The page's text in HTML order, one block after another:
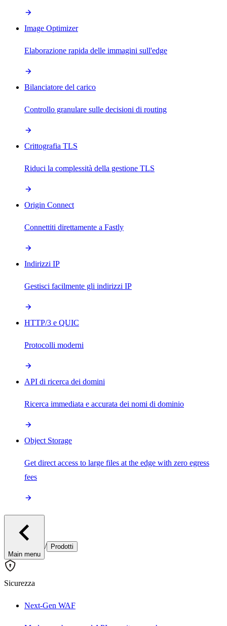
Image Optimizer
Elaborazione rapida delle immagini sull'edge
Bilanciatore del carico
Controllo granulare sulle decisioni di routing
Crittografia TLS
Riduci la complessità della gestione TLS
Origin Connect
Connettiti direttamente a Fastly
Indirizzi IP
Gestisci facilmente gli indirizzi IP
HTTP/3 e QUIC
Protocolli moderni
API di ricerca dei domini
Ricerca immediata e accurata dei nomi di dominio
Object Storage
Get direct access to large files at the edge with zero egress
fees
Main menu
/ Prodotti
Sicurezza
Next-Gen WAF